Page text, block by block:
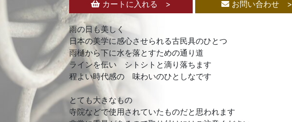
カートに入れる > お問い合わせ >
雨の日も美しく
日本の美学に感心させられる古民具のひとつ
雨樋から下に水を落とすための通り道
ラインを伝い シトシトと滴り落ちます
程よい時代感の 味わいのひとしなです
とても大きなもの
寺院などで使用されていたものだと思われます